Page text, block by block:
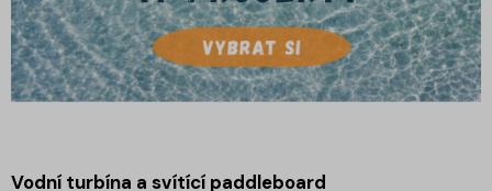
Vodní turbína a svítící paddleboard